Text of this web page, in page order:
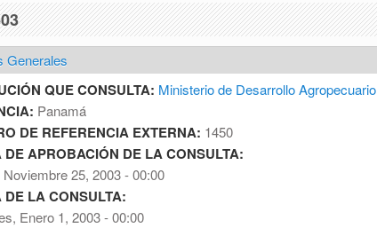
Generales
QUE CONSULTA: Ministerio de Desarrollo Agropecuario
Panamá
DE REFERENCIA EXTERNA: 1450
DE APROBACIÓN DE LA CONSULTA:
25, 2003 - 00:00
DE LA CONSULTA:
Enero 1, 2003 - 00:00